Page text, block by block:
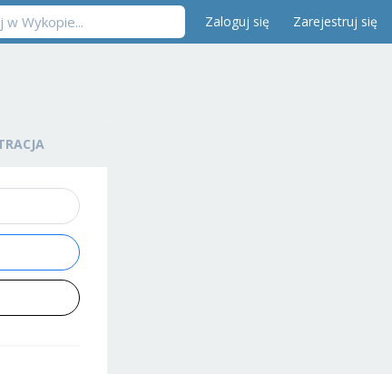
Zaloguj się Zarejestruj się